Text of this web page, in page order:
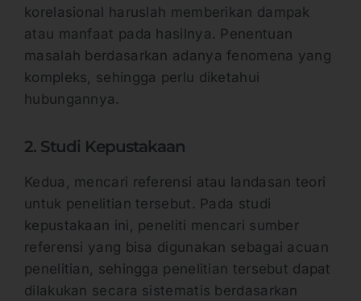
korelasional haruslah memberikan dampak
atau manfaat pada hasilnya. Penentuan
masalah berdasarkan adanya fenomena yang
kompleks, sehingga perlu diketahui
hubungannya.
2. Studi Kepustakaan
Kedua, mencari referensi atau landasan teori
untuk penelitian tersebut. Pada studi
kepustakaan ini, peneliti mencari sumber
referensi yang bisa digunakan sebagai acuan
penelitian, sehingga penelitian tersebut dapat
dilakukan secara sistematis berdasarkan